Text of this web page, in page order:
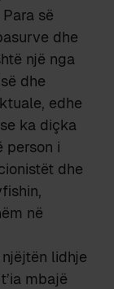
së
dhe
një nga
dhe
edhe
ka diçka
person i
dhe
në
lidhje
mbajë